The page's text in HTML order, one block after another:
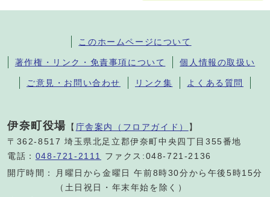
このホームページについて
著作権・リンク・免責事項について 個人情報の取扱い
ご意見・お問い合わせ リンク集 よくある質問
伊奈町役場 【 庁舎案内（フロアガイド） 】
〒362-8517 埼玉県北足立郡伊奈町中央四丁目355番地
電話： 048-721-2111
ファクス:048-721-2136
開庁時間：
月曜日から金曜日 午前8時30分から午後5時15分
（土日祝日・年末年始を除く）